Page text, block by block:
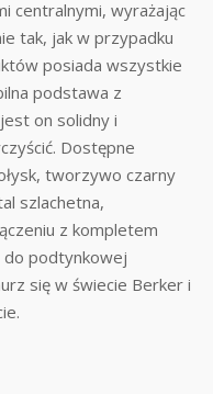
centralnymi, wyrażając
tak, jak w przypadku
posiada wszystkie
podstawa z
on solidny i
Dostępne
tworzywo czarny
szlachetna,
z kompletem
do podtynkowej
się w świecie Berker i